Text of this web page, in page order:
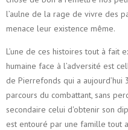
l’aulne de la rage de vivre des
menace leur existence même.
L’une de ces histoires tout à fait
humaine face à l’adversité est
de Pierrefonds qui a
parcours du combattant, sans
secondaire celui d'obtenir son
est entouré par une famille tout